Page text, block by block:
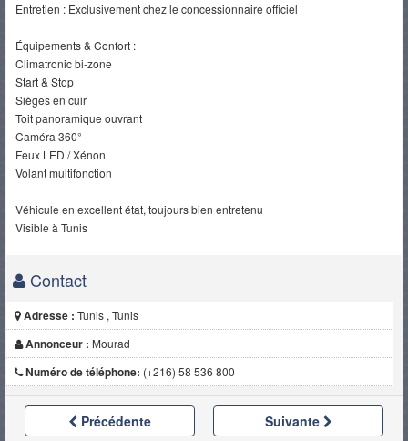
Entretien : Exclusivement chez le concessionnaire officiel
Équipements & Confort :
Climatronic bi-zone
Start & Stop
Sièges en cuir
Toit panoramique ouvrant
Caméra 360°
Feux LED / Xénon
Volant multifonction
Véhicule en excellent état, toujours bien entretenu
Visible à Tunis
Contact
Adresse : Tunis , Tunis
Annonceur : Mourad
Numéro de téléphone: (+216) 58 536 800
Précédente Suivante